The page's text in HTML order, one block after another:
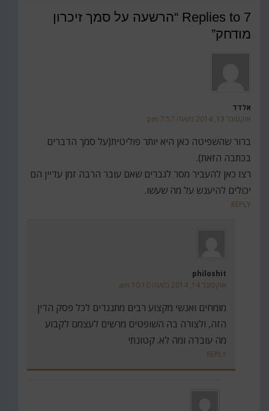
7 Replies to “הרשעה על סמך זיכרון
מודחק”
אלדד
אוקטובר 13, 2014 בשעה 7:57 pm
ברור שהשפיטה כאן היא יותר פוליטית(על סמך הדברים
בכתבה הזאת).
רצו כאן להעביר מסר לגברים שאם עובר הרבה זמן עדיין הם
יכולים להיענש על מה שעשו.
REPLY
philoshit
אוקטובר 14, 2014 בשעה 10:10 am
מומחים ואנשי מקצוע רבים מתנגדים לכל פסק הדין
הזה, ולצורה בה השופטים מרשים לעצמם לקבוע
מה עובדה ומה לא. קטונתי
REPLY